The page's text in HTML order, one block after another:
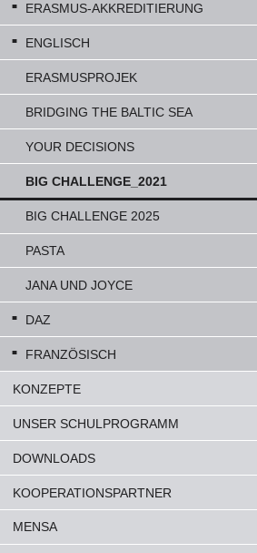
ERASMUS-AKKREDITIERUNG
ENGLISCH
ERASMUSPROJEK
BRIDGING THE BALTIC SEA
YOUR DECISIONS
BIG CHALLENGE_2021
BIG CHALLENGE 2025
PASTA
JANA UND JOYCE
DAZ
FRANZÖSISCH
KONZEPTE
UNSER SCHULPROGRAMM
DOWNLOADS
KOOPERATIONSPARTNER
MENSA